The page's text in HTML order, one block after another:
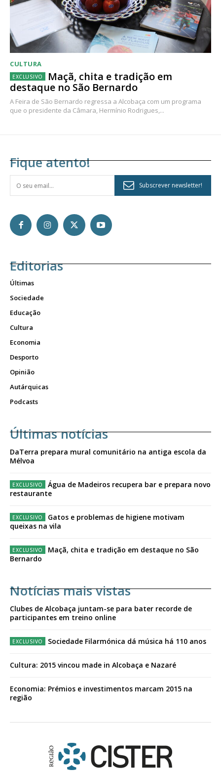
CULTURA
Maçã, chita e tradição em
destaque no São Bernardo
A Feira de São Bernardo regressa a Alcobaça com um programa
que o presidente da Câmara, Hermínio Rodrigues,...
Fique atento!
Subscrever newsletter!
Editorias
Últimas
Sociedade
Educação
Cultura
Economia
Desporto
Opinião
Autárquicas
Podcasts
Últimas notícias
DaTerra prepara mural comunitário na antiga escola da
Mélvoa
Água de Madeiros recupera bar e prepara novo
restaurante
Gatos e problemas de higiene motivam
queixas na vila
Maçã, chita e tradição em destaque no São
Bernardo
Notícias mais vistas
Clubes de Alcobaça juntam-se para bater recorde de
participantes em treino online
Sociedade Filarmónica dá música há 110 anos
Cultura: 2015 vincou made in Alcobaça e Nazaré
Economia: Prémios e investimentos marcam 2015 na
região